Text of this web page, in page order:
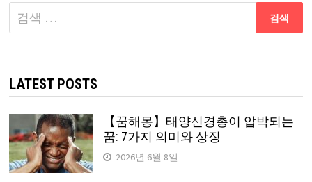
다
음
LATEST POSTS
【꿈해몽】태양신경총이 압박되는
꿈: 7가지 의미와 상징
2026년 6월 8일